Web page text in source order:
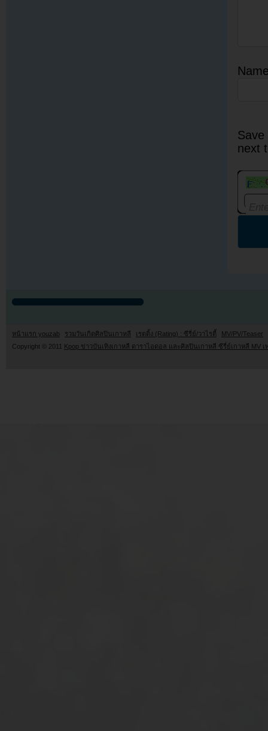
next
หน้าแรก youzab รวมวันเกิดศิลปินเกาหลี เรตติ้ง (Rating) : ซีรี่ย์/วาไรตี้
MV/PV/Teaser
Copyright © 2011
Kpop ข่าวบันเทิงเกาหลี ดาราไอดอล และศิลปินเกาหลี ซีรี่ย์เกาหลี MV